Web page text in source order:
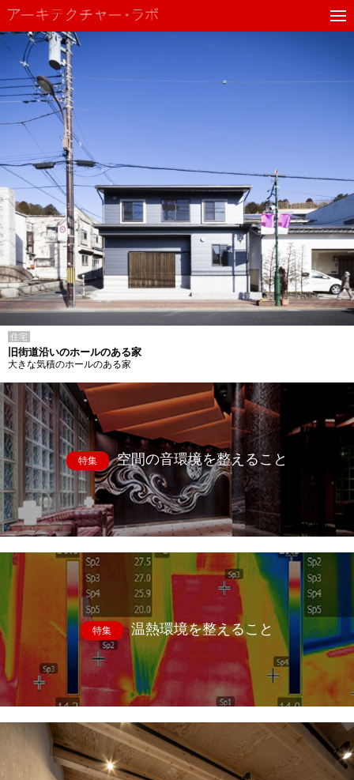
住宅
旧街道沿いのホールのある家
大きな気積のホールのある家
特集 空間の音環境を整えること
特集 温熱環境を整えること